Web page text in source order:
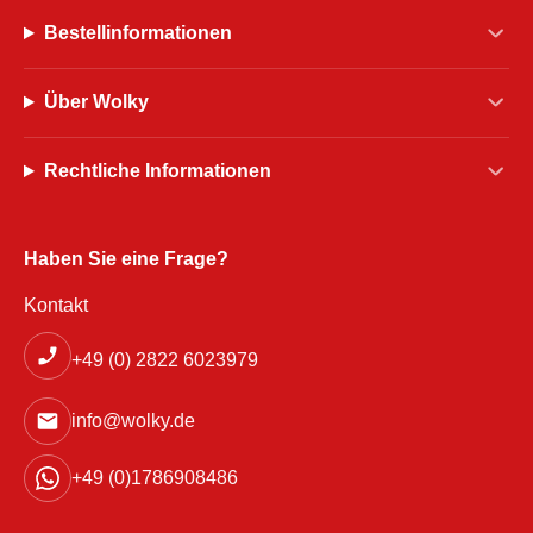
Bestellinformationen
Über Wolky
Rechtliche Informationen
Haben Sie eine Frage?
Kontakt
+49 (0) 2822 6023979
info@wolky.de
+49 (0)1786908486